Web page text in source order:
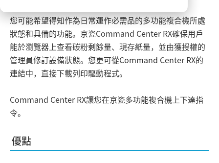
您可能希望得知作為日常運作必需品的多功能複合機所處
狀態和具備的功能。京瓷Command Center RX確保用戶
能於瀏覽器上查看碳粉剩餘量、現存紙量，並由獲授權的
管理員修訂設備狀態。您更可從Command Center RX的
連結中，直接下載列印驅動程式。
Command Center RX讓您在京瓷多功能複合機上下達指
令。
優點